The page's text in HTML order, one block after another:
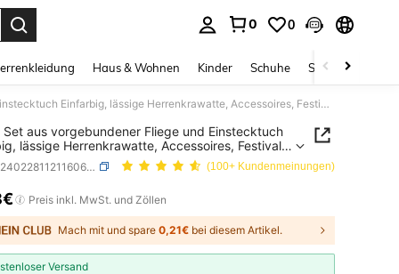
0 0
Haus & Wohnen Kinder Schuhe Schmuck &
Herren Set aus vorgebundener Fliege und Einstecktuch Einfarbig, lässige Herrenkrawatte, Accessoires, Festival, Geschenke, Abschlussgeschenk, Accessoires
Set aus vorgebundener Fliege und Einstecktuch
lässige Herrenkrawatte, Accessoires, Festival,
Abschlussgeschenk, Accessoires
SKU: sc2402281121160681 (100+ Kundenmeinungen)
AND AVAILABILITY
Preis inkl. MwSt. und Zöllen
Mach mit und spare 0,21€ bei diesem Artikel.
Versand